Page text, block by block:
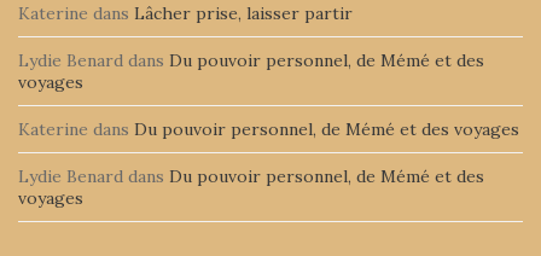
Katerine dans Lâcher prise, laisser partir
Lydie Benard dans Du pouvoir personnel, de Mémé et des
voyages
Katerine dans Du pouvoir personnel, de Mémé et des voyages
Lydie Benard dans Du pouvoir personnel, de Mémé et des
voyages